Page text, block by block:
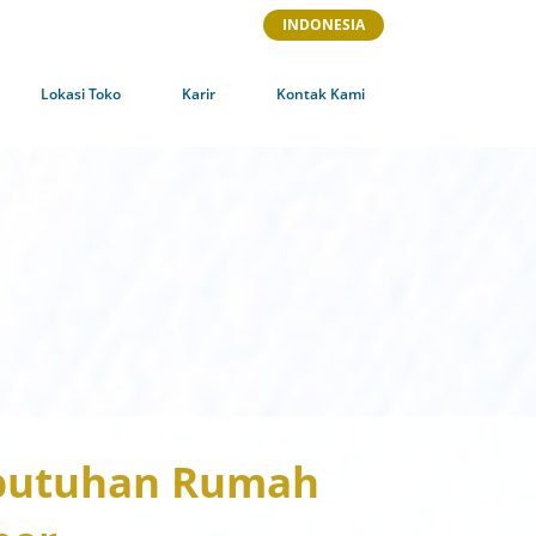
INDONESIA
Lokasi Toko Karir Kontak Kami
Rumah